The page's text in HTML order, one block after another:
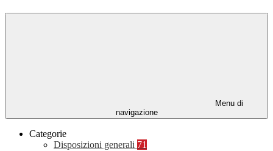
Menu di
navigazione
Categorie
Disposizioni generali 71